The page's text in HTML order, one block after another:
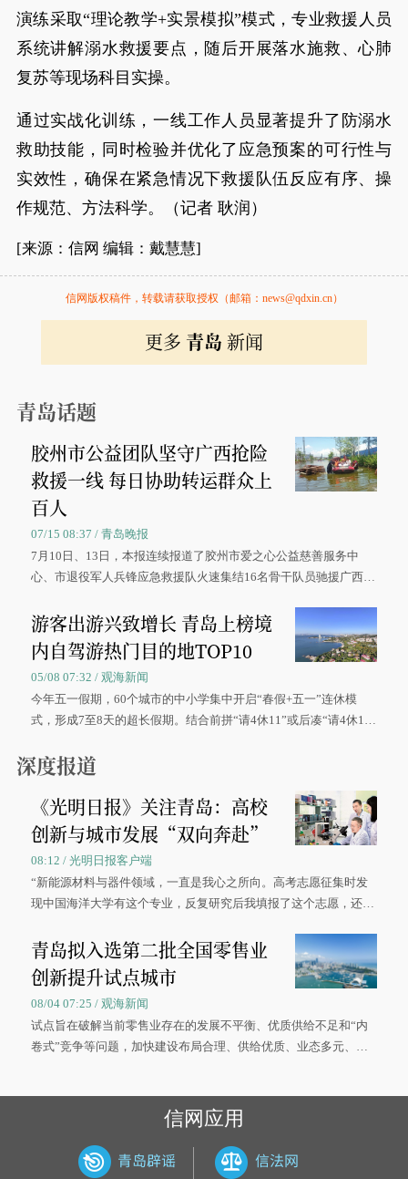
演练采取“理论教学+实景模拟”模式，专业救援人员
系统讲解溺水救援要点，随后开展落水施救、心肺
复苏等现场科目实操。
通过实战化训练，一线工作人员显著提升了防溺水
救助技能，同时检验并优化了应急预案的可行性与
实效性，确保在紧急情况下救援队伍反应有序、操
作规范、方法科学。（记者 耿润）
[来源：信网 编辑：戴慧慧]
信网版权稿件，转载请获取授权（邮箱：news@qdxin.cn）
更多 青岛 新闻
青岛话题
胶州市公益团队坚守广西抢险
救援一线 每日协助转运群众上
百人
07/15 08:37 / 青岛晚报
7月10日、13日，本报连续报道了胶州市爱之心公益慈善服务中
心、市退役军人兵锋应急救援队火速集结16名骨干队员驰援广西灾
游客出游兴致增长 青岛上榜境
内自驾游热门目的地TOP10
05/08 07:32 / 观海新闻
今年五一假期，60个城市的中小学集中开启“春假+五一”连休模
式，形成7至8天的超长假期。结合前拼“请4休11”或后凑“请4休1
深度报道
《光明日报》关注青岛：高校
创新与城市发展“双向奔赴”
08:12 / 光明日报客户端
“新能源材料与器件领域，一直是我心之所向。高考志愿征集时发
现中国海洋大学有这个专业，反复研究后我填报了这个志愿，还真
大学材料科学与工程学院材料类专业的录取通知书。
青岛拟入选第二批全国零售业
创新提升试点城市
08/04 07:25 / 观海新闻
试点旨在破解当前零售业存在的发展不平衡、优质供给不足和“内
卷式”竞争等问题，加快建设布局合理、供给优质、业态多元、智
信网应用